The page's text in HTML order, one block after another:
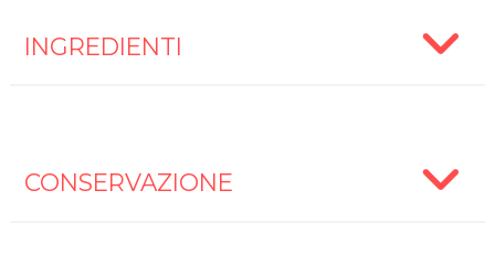
INGREDIENTI
CONSERVAZIONE